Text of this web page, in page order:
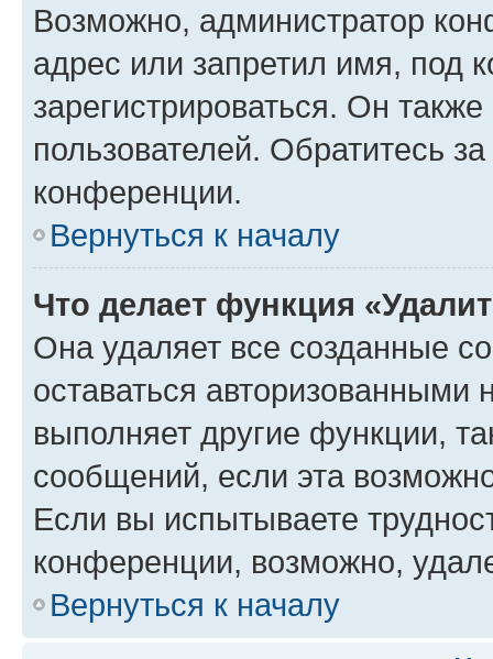
Возможно, администратор
адрес или запретил имя, под
зарегистрироваться. Он
пользователей. Обратитесь
конференции.
Вернуться к началу
Что делает функция
Она удаляет все созданные
оставаться авторизованными
выполняет другие функции,
сообщений, если эта
Если вы испытываете
конференции, возможно,
Вернуться к началу